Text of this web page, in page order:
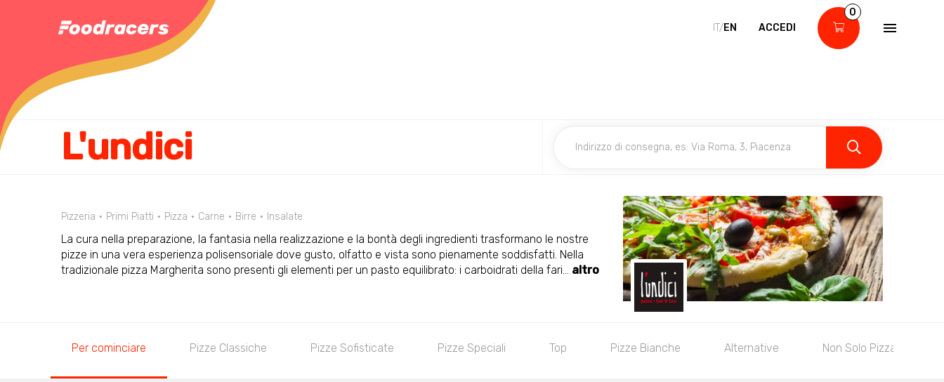
IT/EN ACCEDI
0
L'undici
Pizzeria Primi Piatti Pizza Carne Birre Insalate
La cura nella preparazione, la fantasia nella realizzazione e la bontà degli ingredienti trasformano le nostre
pizze in una vera esperienza polisensoriale dove gusto, olfatto e vista sono pienamente soddisfatti. Nella
tradizionale pizza Margherita sono presenti gli elementi per un pasto equilibrato: i carboidrati della fari... altro
Per cominciare Pizze Classiche Pizze Sofisticate Pizze Speciali Top Pizze Bianche Alternative Non Solo Pizza